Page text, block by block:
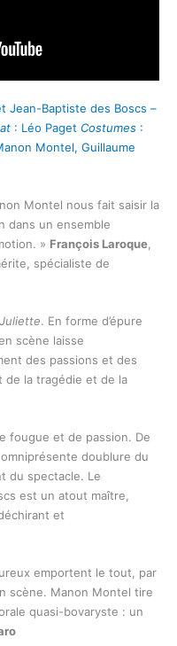
Jean-Baptiste des Boscs –
: Léo Paget Costumes :
Montel, Guillaume
Montel nous fait saisir la
dans un ensemble
» François Laroque
spécialiste de
. En forme d’épure
scène laisse
des passions et des
de la tragédie et de la
fougue et de passion. De
doublure du
du spectacle. Le
est un atout maître,
et
emportent le tout, par
scène. Manon Montel tire
quasi-bovaryste : un